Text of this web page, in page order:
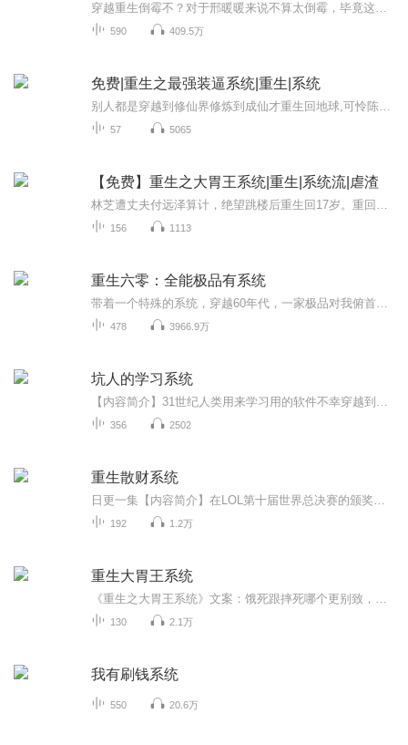
590 409.5万
免费|重生之最强装逼系统|重生|系统
57 5065
【免费】重生之大胃王系统|重生|系统流|虐渣
156 1113
重生六零：全能极品有系统
478 3966.9万
坑人的学习系统
356 2502
重生散财系统
192 1.2万
重生大胃王系统
130 2.1万
我有刷钱系统
550 20.6万